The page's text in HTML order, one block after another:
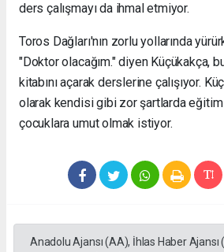
ders çalışmayı da ihmal etmiyor.
Toros Dağları'nın zorlu yollarında
"Doktor olacağım." diyen Küçükakça,
kitabını açarak derslerine çalışıyor.
olarak kendisi gibi zor şartlarda eğitim
çocuklara umut olmak istiyor.
Anadolu Ajansı (AA), İhlas Haber Ajansı